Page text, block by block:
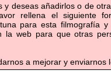
y deseas añadirlos o de
rellena el siguiente
para esta filmografía
la web para que otras
a mejorar y enviarnos